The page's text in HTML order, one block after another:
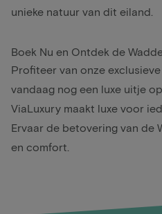
unieke natuur van dit eiland.
Boek Nu en Ontdek de
Profiteer van onze
vandaag nog een luxe uitje
ViaLuxury maakt luxe voor
Ervaar de betovering van de
en comfort.